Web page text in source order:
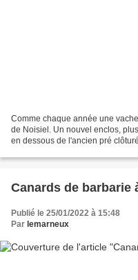
Comme chaque année une
de Noisiel. Un nouvel enclos,
en dessous de l'ancien pré
Canards de barbarie
Publié le 25/01/2022 à 15:48
Par lemarneux